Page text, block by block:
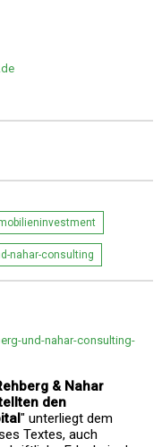
nahar-consulting
und-nahar-consulting-
& Nahar
den
" unterliegt dem
Textes, auch